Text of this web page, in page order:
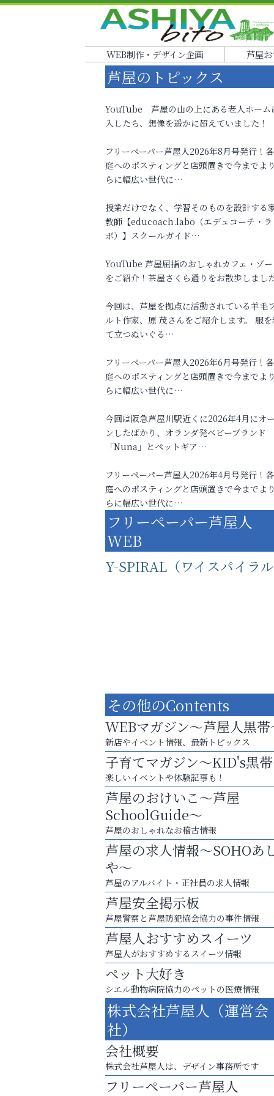
WEB制作・デザイン企画 芦屋
芦屋のトピックス
YouTube 芦屋の山の上にある老人ホーム
入したら、想像を遥かに超えていました！
フリーペーパー芦屋人2026年8月号発行！
庭へのポスティングと店頭置きで今までよ
らに幅広い世代に…
授業だけでなく、学習そのものを設計する
教師【educoach.labo（エデュコーチ・ラ
ボ）】スクールガイド…
YouTube 芦屋屈指のおしゃれカフェ・ゾ
をご紹介！茶屋さくら通りをお散歩しまし
今回は、芦屋を拠点に活動されている羊毛
ルト作家、原 茂さんをご紹介します。 服を
て立つぬいぐる…
フリーペーパー芦屋人2026年6月号発行！
庭へのポスティングと店頭置きで今までよ
らに幅広い世代に…
今回は阪急芦屋川駅近くに2026年4月にオ
ンしたばかり、オランダ発ベビーブランド
「Nuna」とペットギア…
フリーペーパー芦屋人2026年4月号発行！
庭へのポスティングと店頭置きで今までよ
らに幅広い世代に…
フリーペーパー芦屋人
WEB
Y-SPIRAL（ワイスパイラル
運動不足「動かない」を解消しませんか？
おそうじ本舗芦屋東
梅雨でカビが繁殖する前に！
エアコン掃除は“今”が最適
便利屋ファースト
その他のContents
WEBマガジン～芦屋人黒帯
新店やイベント情報、最新トピックス
子育てマガジン～KID's黒
楽しいイベントや体験記事も！
芦屋のおけいこ～芦屋
SchoolGuide～
芦屋のおしゃれなお稽古情報
芦屋の求人情報～SOHOあ
や～
芦屋のアルバイト・正社員の求人情報
芦屋安全掲示板
芦屋警察と芦屋防犯協会協力の事件情報
芦屋人おすすめスイーツ
芦屋人がおすすめするスイーツ情報
ペット大好き
シエル動物病院協力のペットの医療情報
株式会社芦屋人（運営会
社）
会社概要
株式会社芦屋人は、デザイン事務所です
フリーペーパー芦屋人